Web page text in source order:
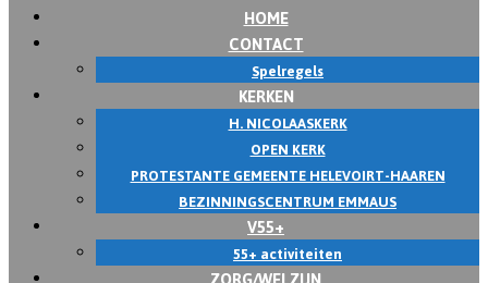
HOME
CONTACT
Spelregels
KERKEN
H. NICOLAASKERK
OPEN KERK
PROTESTANTE GEMEENTE HELEVOIRT-HAAREN
BEZINNINGSCENTRUM EMMAUS
V55+
55+ activiteiten